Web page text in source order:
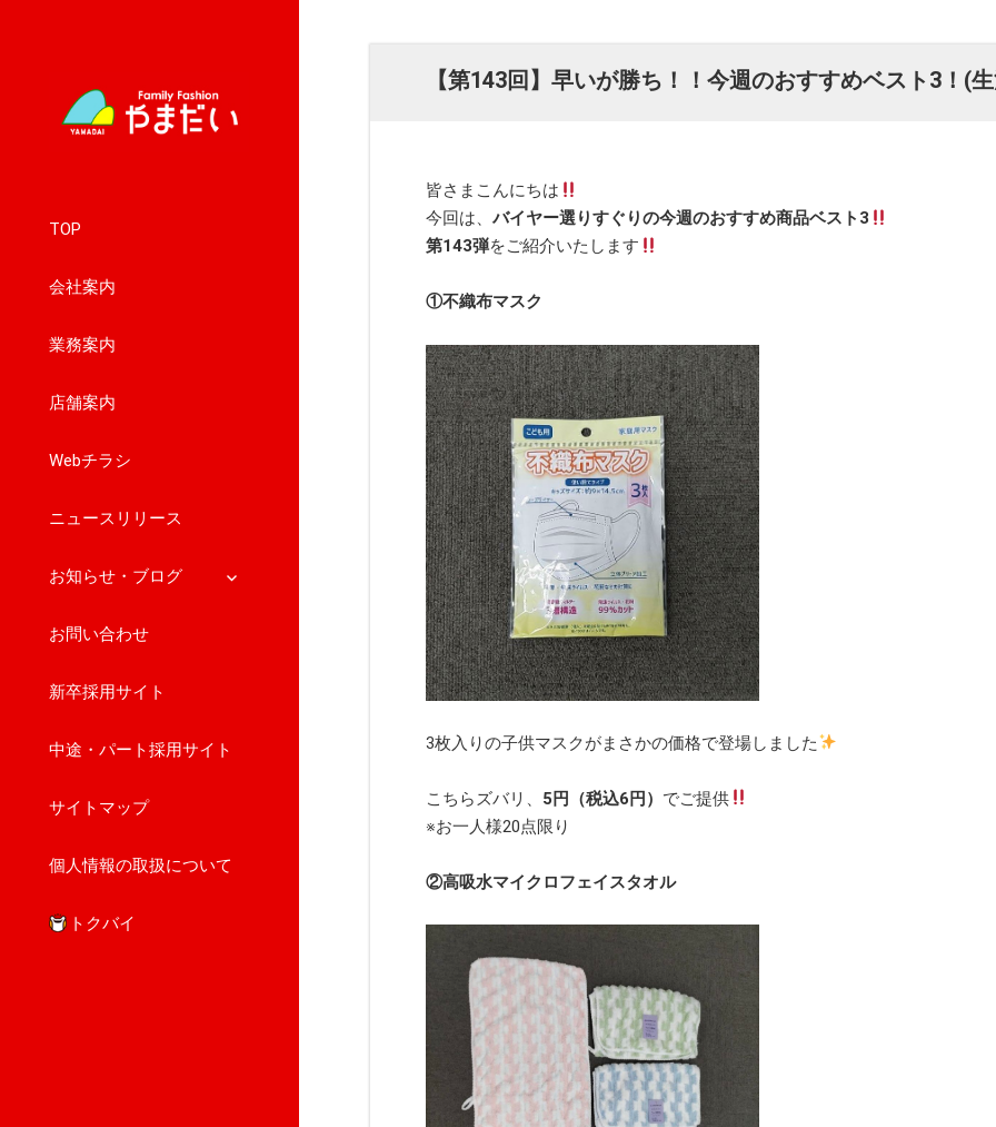
TOP
会社案内
業務案内
店舗案内
Webチラシ
ニュースリリース
お知らせ・ブログ
サ
展
お問い合わせ
新卒採用サイト
中途・パート採用サイト
サイトマップ
個人情報の取扱について
トクバイ
【第143回】早いが勝ち！！今週のおすすめベスト3！(
皆さまこんにちは
今回は、バイヤー選りすぐりの今週のおすすめ商品ベスト3
第143弾をご紹介いたします
①不織布マスク
3枚入りの子供マスクがまさかの価格で登場しました
こちらズバリ、 5円（税込6円） でご提供
※お一人様20点限り
②高吸水マイクロフェイスタオル